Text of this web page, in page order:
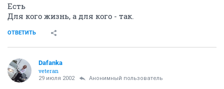
Есть
Для кого жизнь, а для кого - так.
ОТВЕТИТЬ
Dafanka
veteran
29 июля 2002 Анонимный пользователь